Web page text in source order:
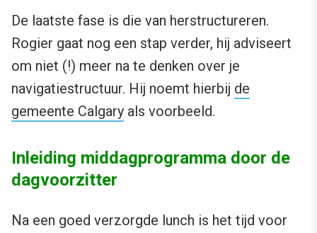
De laatste fase is die van herstructureren.
Rogier gaat nog een stap verder, hij adviseert
om niet (!) meer na te denken over je
navigatiestructuur. Hij noemt hierbij de
gemeente Calgary als voorbeeld.
Inleiding middagprogramma door de
dagvoorzitter
Na een goed verzorgde lunch is het tijd voor